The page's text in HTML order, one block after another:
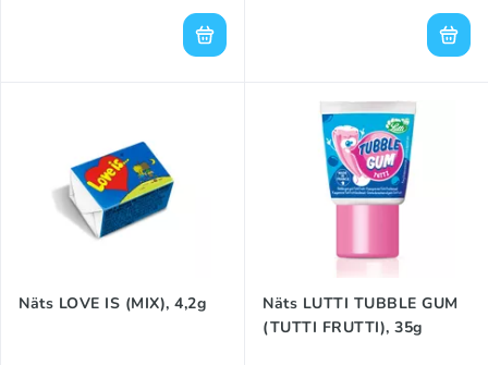
Näts LOVE IS (MIX), 4,2g
Näts LUTTI TUBBLE GUM
(TUTTI FRUTTI), 35g